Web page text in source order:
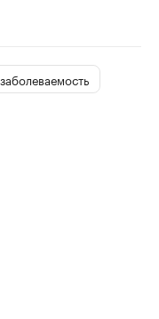
заболеваемость